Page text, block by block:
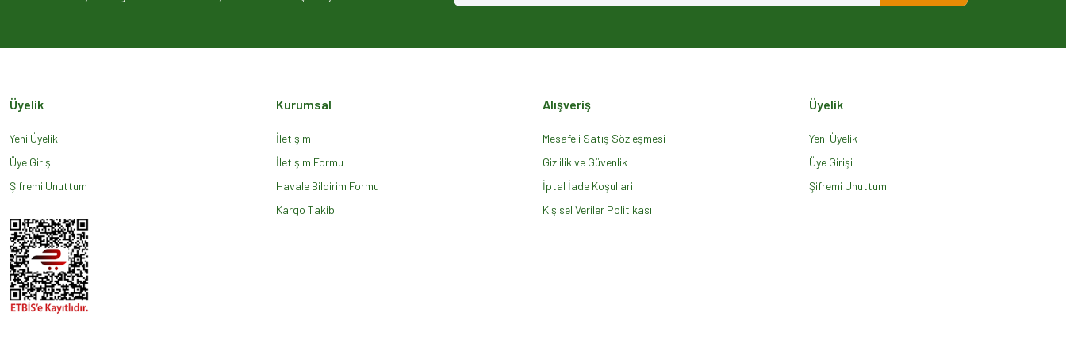
Ürün açıklamasında eksik bilgiler bulunuyor.
Gönder
Üyelik
Yeni Üyelik
Üye Girişi
Şifremi Unuttum
Kurumsal
İletişim
İletişim Formu
Havale Bildirim Formu
Kargo Takibi
Alışveriş
Mesafeli Satış Sözleşmesi
Gizlilik ve Güvenlik
İptal İade Koşullari
Kişisel Veriler Politikası
Üyelik
Yeni Üyelik
Üye Girişi
Şifremi Unuttum